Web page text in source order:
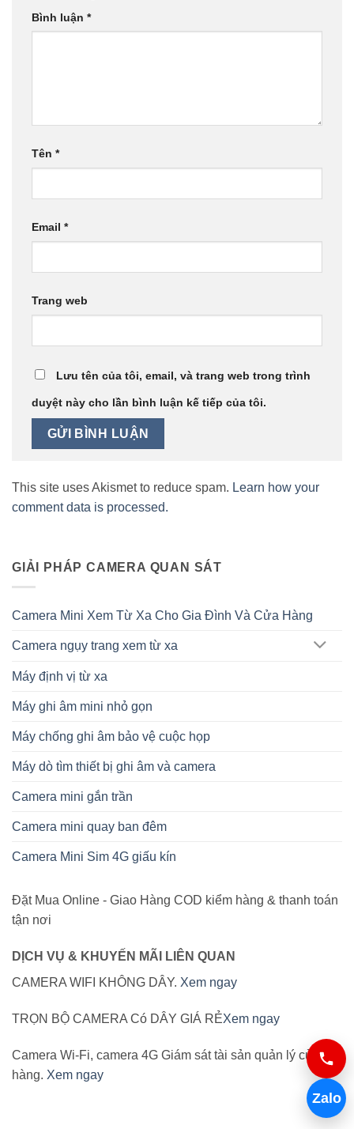
Bình luận *
Tên *
Email *
Trang web
Lưu tên của tôi, email, và trang web trong trình
duyệt này cho lần bình luận kế tiếp của tôi.
This site uses Akismet to reduce spam. Learn how your
comment data is processed.
GIẢI PHÁP CAMERA QUAN SÁT
Camera Mini Xem Từ Xa Cho Gia Đình Và Cửa Hàng
Camera ngụy trang xem từ xa
Máy định vị từ xa
Máy ghi âm mini nhỏ gọn
Máy chống ghi âm bảo vệ cuộc họp
Máy dò tìm thiết bị ghi âm và camera
Camera mini gắn trần
Camera mini quay ban đêm
Camera Mini Sim 4G giấu kín
Đặt Mua Online - Giao Hàng COD kiểm hàng & thanh toán
tận nơi
DỊCH VỤ & KHUYẾN MÃI LIÊN QUAN
CAMERA WIFI KHÔNG DÂY. Xem ngay
TRỌN BỘ CAMERA Có DÂY GIÁ RẺXem ngay
Camera Wi-Fi, camera 4G Giám sát tài sản quản lý cửa
hàng. Xem ngay
Zalo